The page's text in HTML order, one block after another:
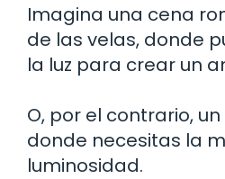
Imagina una cena
de las velas, donde
la luz para crear un
O, por el contrario,
donde necesitas la
luminosidad.